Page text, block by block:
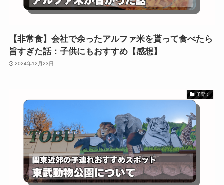
【非常食】会社で余ったアルファ米を貰って食べたら
旨すぎた話：子供にもおすすめ【感想】
2024年12月23日
子育て